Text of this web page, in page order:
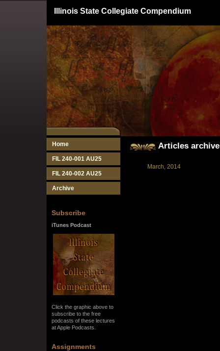
Illinois State Collegiate Compendium
Home
FIL 240-001 AU25
FIL 240-002 AU25
Archive
Subscribe
iTunes Podcast
Click the graphic above to
subscribe to the free
podcasts of these lectures
at Apple Podcasts.
Assignments
Articles archive
March, 2014